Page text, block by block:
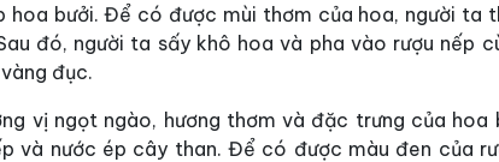
hoa bưởi. Để có được mùi thơm của hoa, người ta
đó, người ta sấy khô hoa và pha vào rượu nếp
đục.
vị ngọt ngào, hương thơm và đặc trưng của hoa
và nước ép cây than. Để có được màu đen của